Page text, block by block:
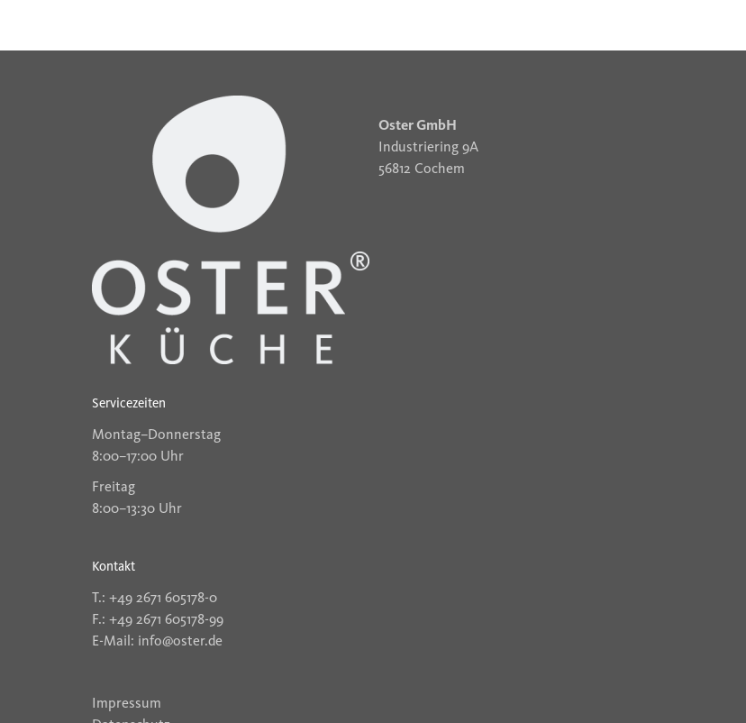
Oster GmbH
Industriering 9A
56812 Cochem
Servicezeiten
Montag–Donnerstag
8:00–17:00 Uhr
Freitag
8:00–13:30 Uhr
Kontakt
T.: +49 2671 605178-0
F.: +49 2671 605178-99
E-Mail: info@oster.de
Impressum